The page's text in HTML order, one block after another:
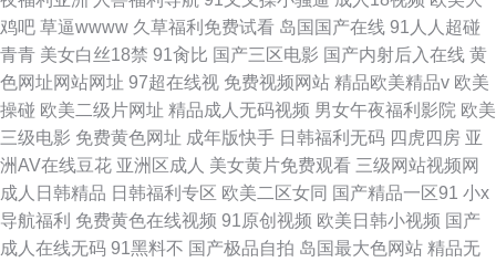
鸡吧 草逼wwww 久草福利免费试看 岛国国产在线 91人人超碰
青青 美女白丝18禁 91肏比 国产三区电影 国产内射后入在线 黄
色网址网站网址 97超在线视 免费视频网站 精品欧美精品v 欧美
操碰 欧美二级片网址 精品成人无码视频 男女午夜福利影院 欧美
三级电影 免费黄色网址 成年版快手 日韩福利无码 四虎四房 亚
洲AV在线豆花 亚洲区成人 美女黄片免费观看 三级网站视频网
成人日韩精品 日韩福利专区 欧美二区女同 国产精品一区91 小x
导航福利 免费黄色在线视频 91原创视频 欧美日韩小视频 国产
成人在线无码 91黑料不 国产极品自拍 岛国最大色网站 精品无